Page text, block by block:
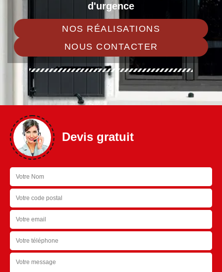
d'urgence
NOS RÉALISATIONS
NOUS CONTACTER
Devis gratuit